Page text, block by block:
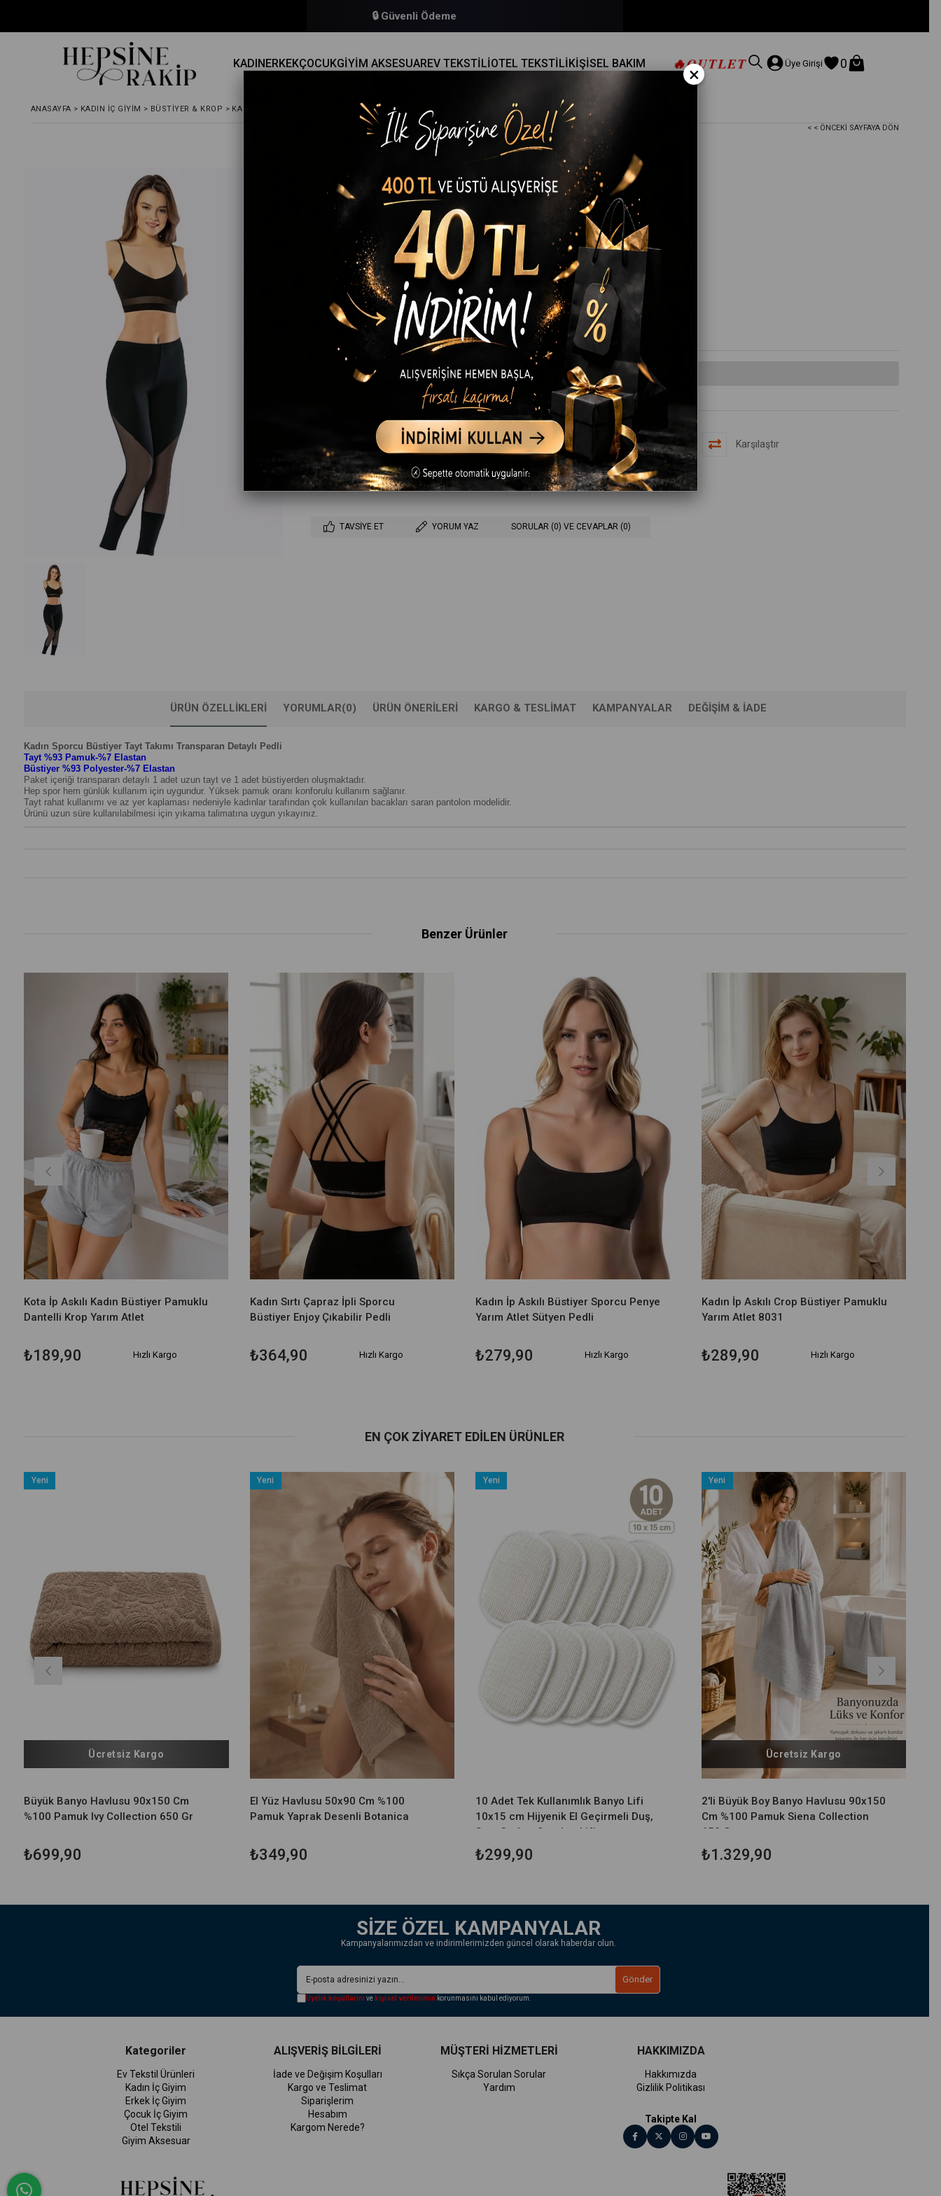
🔒 Güvenli Ödeme
KADINERKEKÇOCUKGİYİM AKSESUAREV TEKSTİLİOTEL TEKSTİLİKİŞİSEL BAKIM 🔥OUTLET Üye Girişi 0
ANASAYFA > KADIN İÇ GIYIM > BÜSTIYER & KROP > KADIN SPORCU BÜSTIYER TAYT TAKIMI TRANSPARAN DETAYLI PEDLI
< < ÖNCEKI SAYFAYA DÖN
Hepsine Rakip
Kadın Sporcu Büstiyer Tayt Takımı Transparan Detaylı Pedli
Ürün stoklarımızda kalmamıştır.
Favorilere Ekle İstek Listeme Ekle Karşılaştır
Fiyat Düşünce Haber Ver Gelince Haber Ver
TAVSIYE ET YORUM YAZ SORULAR (0) VE CEVAPLAR (0)
ÜRÜN ÖZELLIKLERI YORUMLAR(0) ÜRÜN ÖNERILERI KARGO & TESLIMAT KAMPANYALAR DEĞIŞIM & İADE
Kadın Sporcu Büstiyer Tayt Takımı Transparan Detaylı Pedli
Tayt %93 Pamuk-%7 Elastan
Büstiyer %93 Polyester-%7 Elastan
Paket içeriği transparan detaylı 1 adet uzun tayt ve 1 adet büstiyerden oluşmaktadır.
Hep spor hem günlük kullanım için uygundur. Yüksek pamuk oranı konforulu kullanım sağlanır.
Tayt rahat kullanımı ve az yer kaplaması nedeniyle kadınlar tarafından çok kullanılan bacakları saran pantolon modelidir.
Ürünü uzun süre kullanılabilmesi için yıkama talimatına uygun yıkayınız.
Benzer Ürünler
Kota İp Askılı Kadın Büstiyer Pamuklu
Dantelli Krop Yarım Atlet
₺189,90 Hızlı Kargo
Kadın Sırtı Çapraz İpli Sporcu
Büstiyer Enjoy Çıkabilir Pedli
₺364,90 Hızlı Kargo
Kadın İp Askılı Büstiyer Sporcu Penye
Yarım Atlet Sütyen Pedli
₺279,90 Hızlı Kargo
Kadın İp Askılı Crop Büstiyer Pamuklu
Yarım Atlet 8031
₺289,90 Hızlı Kargo
EN ÇOK ZIYARET EDILEN ÜRÜNLER
Büyük Banyo Havlusu 90x150 Cm
%100 Pamuk Ivy Collection 650 Gr
₺699,90
Ücretsiz Kargo
Yeni
El Yüz Havlusu 50x90 Cm %100
Pamuk Yaprak Desenli Botanica
₺349,90
Yeni
10 Adet Tek Kullanımlık Banyo Lifi
10x15 cm Hijyenik El Geçirmeli Duş,
Spa, Otel ve Seyahat Lifi
₺299,90
Yeni
2'li Büyük Boy Banyo Havlusu 90x150
Cm %100 Pamuk Siena Collection
650 Gr
₺1.329,90
Ücretsiz Kargo
Yeni
SİZE ÖZEL KAMPANYALAR
Kampanyalarımızdan ve indirimlerimizden güncel olarak haberdar olun.
Gönder
Üyelik koşullarını ve kişisel verilerimin korunmasını kabul ediyorum.
Kategoriler
Ev Tekstil Ürünleri
Kadın İç Giyim
Erkek İç Giyim
Çocuk İç Giyim
Otel Tekstili
Giyim Aksesuar
ALIŞVERİŞ BİLGİLERİ
İade ve Değişim Koşulları
Kargo ve Teslimat
Siparişlerim
Hesabım
Kargom Nerede?
MÜŞTERİ HİZMETLERİ
Sıkça Sorulan Sorular
Yardım
HAKKIMIZDA
Hakkımızda
Gizlilik Politikası
Takipte Kal
×